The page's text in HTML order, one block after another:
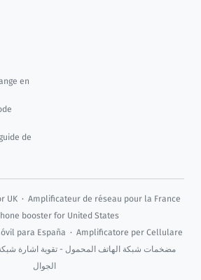
en
de
UK · Amplificateur de réseau pour la France
booster for United States
para España · Amplificatore per Cellulare
الجوال